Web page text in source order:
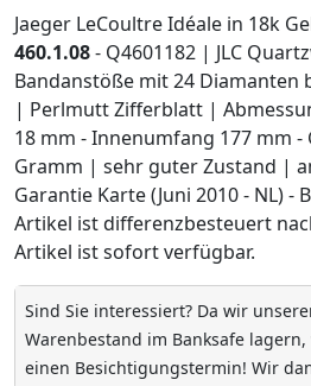
Jaeger LeCoultre Idéale in 18k
460.1.08- Q4601182 | JLC
Bandanstöße mit 24 Diamanten
| Perlmutt Zifferblatt |
18 mm - Innenumfang 177 mm -
Gramm | sehr guter Zustand |
Garantie Karte (Juni 2010 - NL) -
Artikel ist differenzbesteuert
Artikel ist sofort verfügbar.
Sind Sie interessiert? Da wir
Warenbestand im Banksafe
einen Besichtigungstermin! Wir